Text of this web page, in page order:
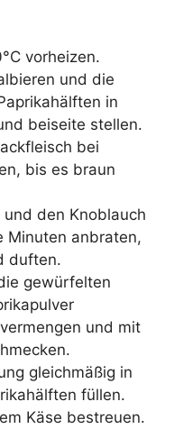
vorheizen.
und die
in
beiseite stellen.
bei
bis es braun
den Knoblauch
Minuten anbraten,
duften.
gewürfelten
und mit
gleichmäßig in
füllen.
Käse bestreuen.